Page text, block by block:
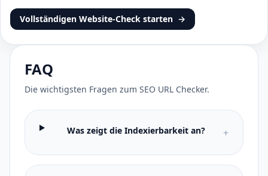
Vollständigen Website-Check starten →
FAQ
Die wichtigsten Fragen zum SEO URL Checker.
Was zeigt die Indexierbarkeit an? +